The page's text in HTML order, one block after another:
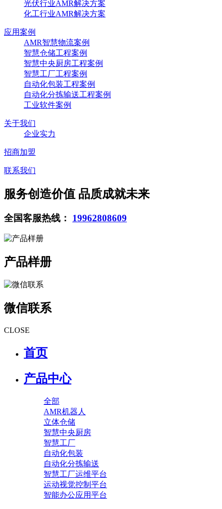
光伏行业AMR解决方案
化工行业AMR解决方案
应用案例
AMR智慧物流案例
智慧仓储工程案例
智慧中央厨房工程案例
智慧工厂工程案例
自动化包装工程案例
自动化分拣输送工程案例
工业软件案例
关于我们
企业实力
招商加盟
联系我们
服务创造价值 品质成就未来
全国客服热线： 19962808609
产品样册
微信联系
CLOSE
首页
产品中心
全部
AMR机器人
立体仓储
智慧中央厨房
智慧工厂
自动化包装
自动化分拣输送
智慧工厂运维平台
运动视觉控制平台
智能办公应用平台